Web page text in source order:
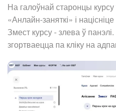
На галоўнай старонцы
«Анлайн-заняткі» і
Змест курсу - злева ў
згортваецца па кліку на